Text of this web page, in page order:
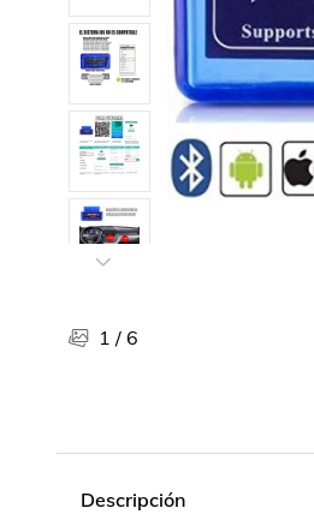
Ropa, calzado y accesorios
Mamá y bebé
Salud, belleza y cuidado personal
Joyería y relojes
Juegos y juguetes
Libros, revistas y comics
Películas, series de tv y música
Otras categorías
Súpermercado
1 / 6
Descripción